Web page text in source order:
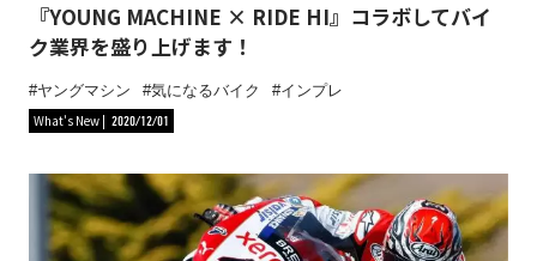
『YOUNG MACHINE × RIDE HI』コラボしてバイ
ク業界を盛り上げます！
ヤングマシン 気になるバイク
インプレ
What's New
2020/12/01